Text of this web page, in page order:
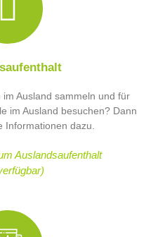
Ausland sammeln und für
im Ausland besuchen? Dann
Informationen dazu.
Auslandsaufenthalt